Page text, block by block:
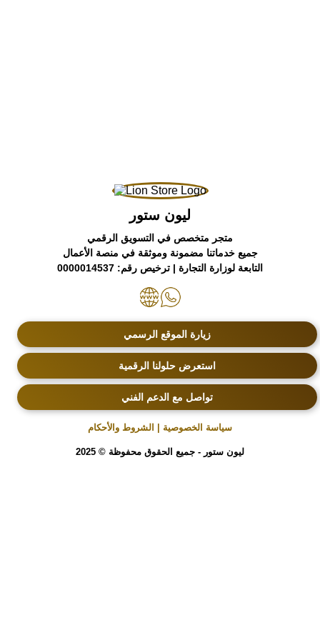
ليون ستور
متجر متخصص في التسويق الرقمي
جميع خدماتنا مضمونة وموثقة في منصة الأعمال
التابعة لوزارة التجارة | ترخيص رقم: 0000014537
زيارة الموقع الرسمي
استعرض حلولنا الرقمية
تواصل مع الدعم الفني
سياسة الخصوصية | الشروط والأحكام
ليون ستور - جميع الحقوق محفوظة © 2025